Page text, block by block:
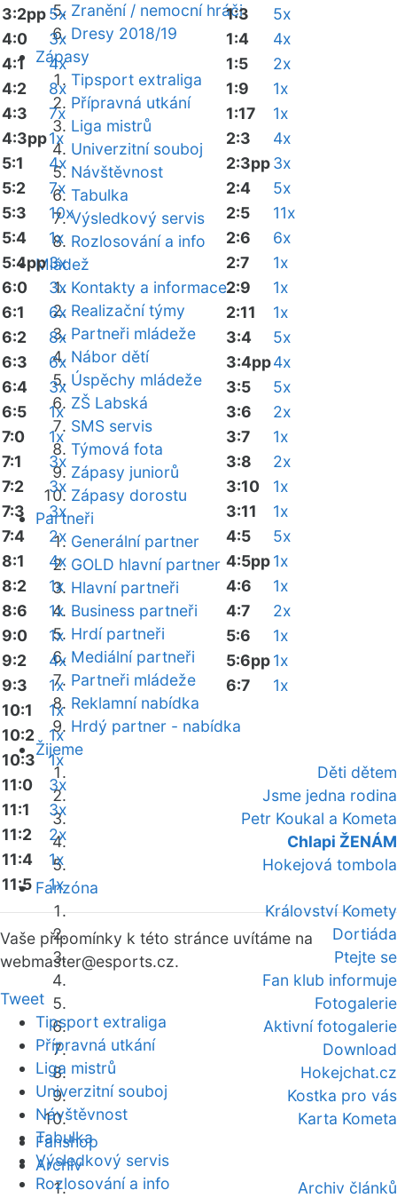
Zranění / nemocní hráči
Dresy 2018/19
Zápasy
Tipsport extraliga
Přípravná utkání
Liga mistrů
Univerzitní souboj
Návštěvnost
Tabulka
Výsledkový servis
Rozlosování a info
Mládež
Kontakty a informace
Realizační týmy
Partneři mládeže
Nábor dětí
Úspěchy mládeže
ZŠ Labská
SMS servis
Týmová fota
Zápasy juniorů
Zápasy dorostu
Partneři
Generální partner
GOLD hlavní partner
Hlavní partneři
Business partneři
Hrdí partneři
Mediální partneři
Partneři mládeže
Reklamní nabídka
Hrdý partner - nabídka
Žijeme
Děti dětem
Jsme jedna rodina
Petr Koukal a Kometa
Chlapi ŽENÁM
Hokejová tombola
Fanzóna
Království Komety
Dortiáda
Ptejte se
Fan klub informuje
Fotogalerie
Aktivní fotogalerie
Download
Hokejchat.cz
Kostka pro vás
Karta Kometa
Fanshop
Archiv
Archiv článků
3:2pp5x
4:0
3x
4:1
4x
4:2
8x
4:3
7x
4:3pp1x
5:1
4x
5:2
7x
5:3
10x
5:4
1x
5:4pp3x
6:0
3x
6:1
6x
6:2
8x
6:3
6x
6:4
3x
6:5
1x
7:0
1x
7:1
3x
7:2
3x
7:3
3x
7:4
2x
8:1
4x
8:2
1x
8:6
1x
9:0
1x
9:2
4x
9:3
1x
10:1
1x
10:2
1x
10:3
1x
11:0
3x
11:1
3x
11:2
2x
11:4
1x
11:5
1x
1:3
5x
1:4
4x
1:5
2x
1:9
1x
1:17
1x
2:3
4x
2:3pp3x
2:4
5x
2:5
11x
2:6
6x
2:7
1x
2:9
1x
2:11
1x
3:4
5x
3:4pp4x
3:5
5x
3:6
2x
3:7
1x
3:8
2x
3:10
1x
3:11
1x
4:5
5x
4:5pp1x
4:6
1x
4:7
2x
5:6
1x
5:6pp1x
6:7
1x
Vaše připomínky k této stránce uvítáme na
webmaster@esports.cz.
Tweet
Tipsport extraliga
Přípravná utkání
Liga mistrů
Univerzitní souboj
Návštěvnost
Tabulka
Výsledkový servis
Rozlosování a info